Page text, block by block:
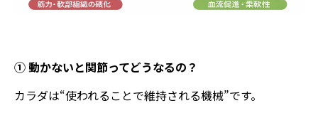
① 動かないと関節ってどうなるの？
カラダは“使われることで維持される機械”です。